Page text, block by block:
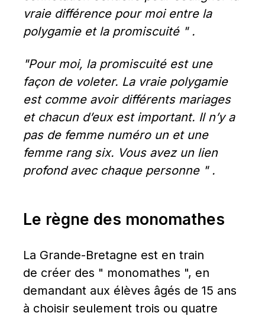
vraie différence pour moi entre la
polygamie et la promiscuité " .
"Pour moi, la promiscuité est une
façon de voleter. La vraie polygamie
est comme avoir différents mariages
et chacun d’eux est important. Il n’y a
pas de femme numéro un et une
femme rang six. Vous avez un lien
profond avec chaque personne " .
Le règne des monomathes
La Grande-Bretagne est en train
de créer des " monomathes ", en
demandant aux élèves âgés de 15 ans
à choisir seulement trois ou quatre